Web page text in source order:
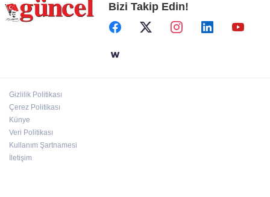
Hamileler denize veya havuza girebilir mi?
Bizi Takip Edin!
Gizlilik Politikası
Çerez Politikası
Künye
Veri Politikası
Kullanım Şartnamesi
İletişim